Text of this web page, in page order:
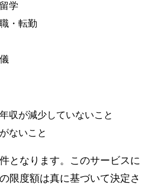
学
・転勤
収が減少していないこと
ないこと
となります。このサービスに
限度額は真に基づいて決定さ